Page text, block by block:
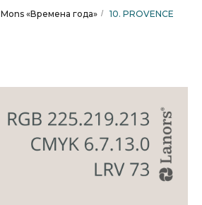
Mons «Времена года» / 10. PROVENCE